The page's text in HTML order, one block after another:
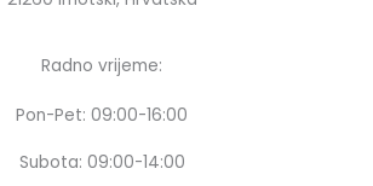
Radno vrijeme:
Pon-Pet: 09:00-16:00
Subota: 09:00-14:00